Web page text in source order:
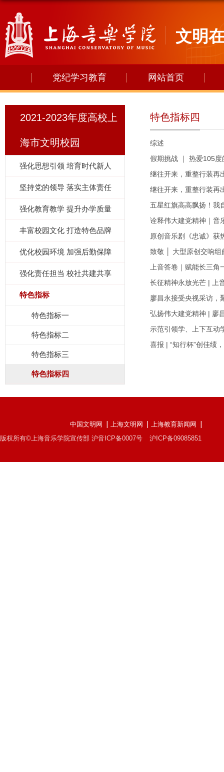
文明
党纪学习教育 网站首页
2021-2023年度高校上
海市文明校园
强化思想引领 培育时代新人
坚持党的领导 落实主体责任
强化教育教学 提升办学质量
丰富校园文化 打造特色品牌
优化校园环境 加强后勤保障
强化责任担当 校社共建共享
特色指标
特色指标一
特色指标二
特色指标三
特色指标四
特色指标四
综述
假期挑战 ｜ 热爱105
继往开来，重整行装再
继往开来，重整行装再
五星红旗高高飘扬！我
诠释伟大建党精神｜音
原创音乐剧《忠诚》获
致敬 │ 大型原创交响组
上音答卷｜赋能长三
长征精神永放光芒 | 上
廖昌永接受央视采访，
弘扬伟大建党精神 | 廖
示范引领学、上下互动
喜报 | “知行杯”创佳绩
中国文明网 上海文明网
上海教育新闻网
版权所有©上海音乐学院宣传部 沪音ICP备0007号
沪ICP备09085851